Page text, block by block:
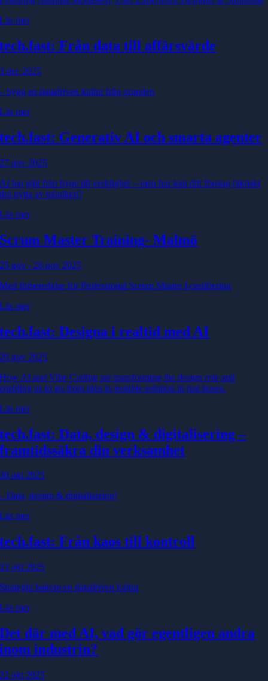
Läs mer
tech.fast: Från data till affärsvärde
3 dec 2025
– bygg en datadriven kultur från grunden
Läs mer
tech.fast: Generativ AI och smarta agenter
27 nov 2025
AI har gått från hype till verklighet – men hur kan ditt företag faktiskt
dra nytta av tekniken?
Läs mer
Scrum Master Training- Malmö
25 nov - 26 nov 2025
Med förberedelse för Professional Scrum Master I-certifiering
Läs mer
tech.fast: Designa i realtid med AI
20 nov 2025
How AI and Vibe Coding are transforming the design role and
enabling us to go from idea to testable solution in just hours.
Läs mer
tech.fast: Data, design & digitalisering –
framtidssäkra din verksamhet
30 okt 2025
– Data, design & digitalisering!
Läs mer
tech.fast: Från kaos till kontroll
23 okt 2025
Strategin bakom en datadriven kultur
Läs mer
Det där med AI, vad gör egentligen andra
inom industrin?
22 okt 2025